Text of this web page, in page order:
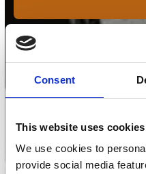
Consent
This website uses cookies
We use cookies to
provide social media